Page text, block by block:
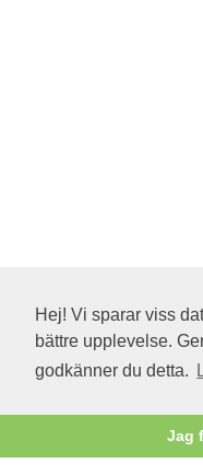
Hej! Vi sparar viss
bättre upplevelse.
godkänner du detta.
Jag